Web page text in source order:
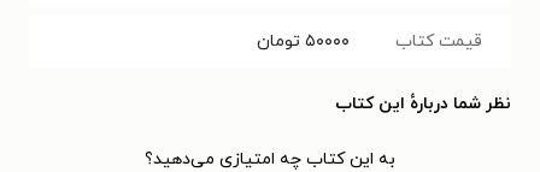
قیمت کتاب ۵۰۰۰۰ تومان
نظر شما دربارهٔ این کتاب
به این کتاب چه امتیازی می‌دهید؟